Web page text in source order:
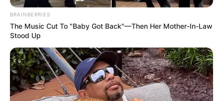
BRAINBERRIES
The Music Cut To "Baby Got Back"—Then Her Mother-In-Law
Stood Up